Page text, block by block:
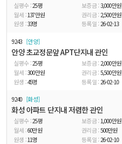
25평 3,000만원
137만원 2,500만원
33명 26-02-13
9243 안양
안양 초교정문앞 APT단지내 관인
25평 2,000만원
300만원 5,500만원
45명 26-02-10
9240 화성
화성 아파트 단지내 저렴한 관인
25평 1,000만원
60만원 500만원
11명 26-02-10